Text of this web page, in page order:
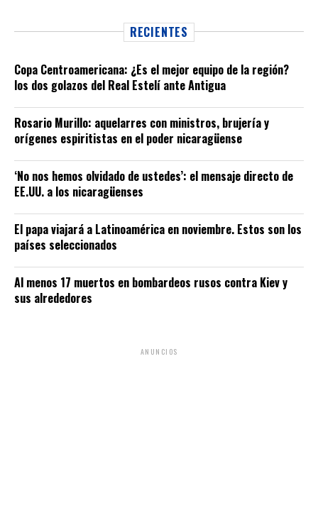
RECIENTES
Copa Centroamericana: ¿Es el mejor equipo de la región?
los dos golazos del Real Estelí ante Antigua
Rosario Murillo: aquelarres con ministros, brujería y
orígenes espiritistas en el poder nicaragüense
‘No nos hemos olvidado de ustedes’: el mensaje directo de
EE.UU. a los nicaragüenses
El papa viajará a Latinoamérica en noviembre. Estos son los
países seleccionados
Al menos 17 muertos en bombardeos rusos contra Kiev y
sus alrededores
ANUNCIOS